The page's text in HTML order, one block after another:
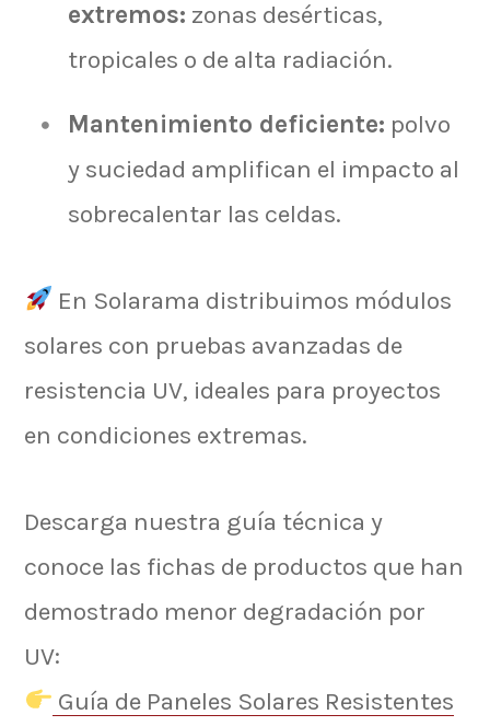
extremos: zonas desérticas,
tropicales o de alta radiación.
Mantenimiento deficiente: polvo
y suciedad amplifican el impacto al
sobrecalentar las celdas.
En Solarama distribuimos módulos
solares con pruebas avanzadas de
resistencia UV, ideales para proyectos
en condiciones extremas.
Descarga nuestra guía técnica y
conoce las fichas de productos que han
demostrado menor degradación por
UV:
Guía de Paneles Solares Resistentes